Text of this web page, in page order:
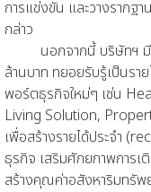
การแข่งขัน และวางรากฐ
กล่าว
นอกจากนี้ บริษัทฯ มีมู
ล้านบาท ทยอยรับรู้เป็นรา
พอร์ตธุรกิจใหม่ๆ เช่น
Living Solution,
เพื่อสร้างรายได้ประจำ
ธุรกิจ เสริมศักยภาพการเ
สร้างคุณค่าอสังหาริมทรัพ